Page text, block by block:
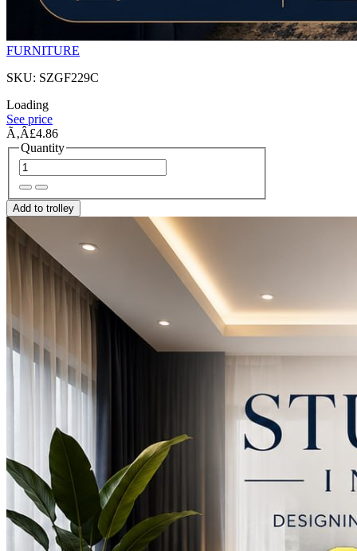
FURNITURE
SKU: SZGF229C
Loading
See price
Ã‚Â£4.86
Quantity
Add to trolley